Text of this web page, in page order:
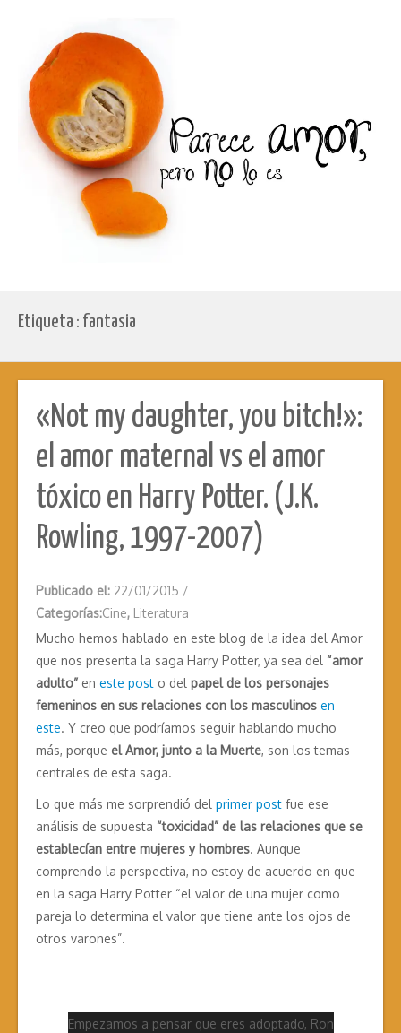
Etiqueta : fantasia
«Not my daughter, you bitch!»:
el amor maternal vs el amor
tóxico en Harry Potter. (J.K.
Rowling, 1997-2007)
Publicado el: 22/01/2015 /
Categorías:Cine, Literatura
Mucho hemos hablado en este blog de la idea del Amor
que nos presenta la saga Harry Potter, ya sea del “amor
adulto” en este post o del papel de los personajes
femeninos en sus relaciones con los masculinos en
este. Y creo que podríamos seguir hablando mucho
más, porque el Amor, junto a la Muerte, son los temas
centrales de esta saga.
Lo que más me sorprendió del primer post fue ese
análisis de supuesta “toxicidad” de las relaciones que se
establecían entre mujeres y hombres. Aunque
comprendo la perspectiva, no estoy de acuerdo en que
en la saga Harry Potter “el valor de una mujer como
pareja lo determina el valor que tiene ante los ojos de
otros varones”.
Empezamos a pensar que eres adoptado, Ron